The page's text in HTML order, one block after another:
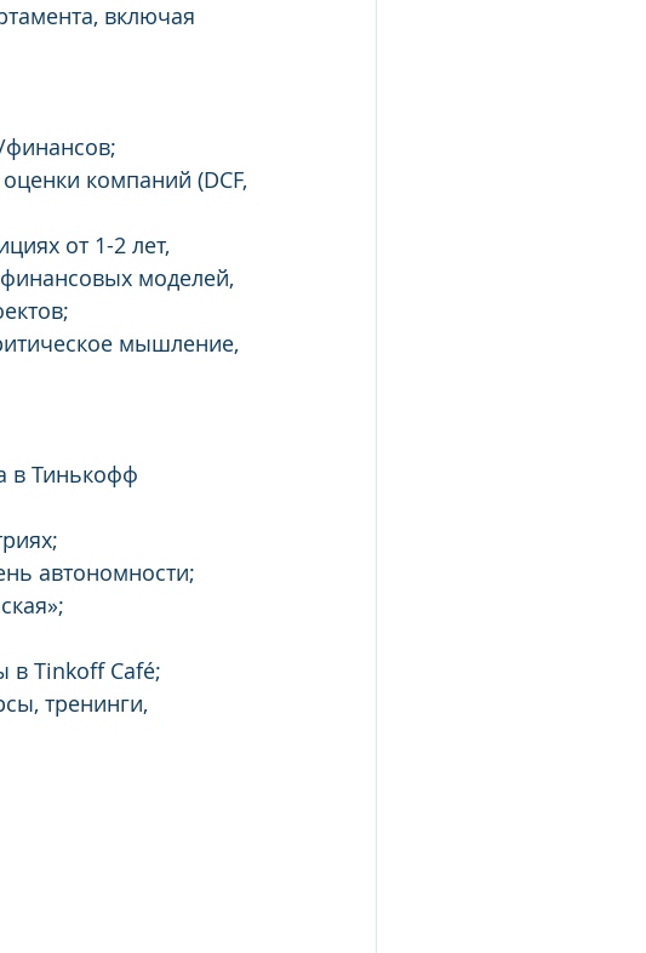
включая
компаний (DCF,
от 1-2 лет,
моделей,
мышление,
в Тинькофф
автономности;
в Tinkoff Café;
тренинги,